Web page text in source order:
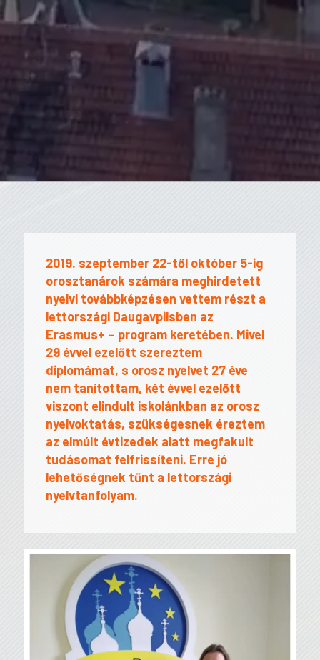
2019. szeptember 22-től október 5-ig
orosztanárok számára meghirdetett
nyelvi továbbképzésen vettem részt a
lettországi Daugavpilsben az
Erasmus+ – program keretében. Mivel
29 évvel ezelőtt szereztem
diplomámat, s orosz nyelvet 27 éve
nem tanítottam, két évvel ezelőtt
viszont elindult iskolánkban az orosz
nyelvoktatás, szükségesnek éreztem
az elmúlt évtizedek alatt megfakult
tudásomat felfrissíteni. Erre jó
lehetőségnek tűnt a lettországi
nyelvtanfolyam.